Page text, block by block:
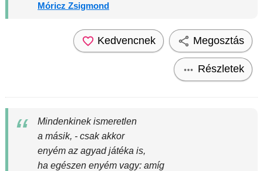
Móricz Zsigmond
Kedvencnek Megosztás
Részletek
Mindenkinek ismeretlen
a másik, - csak akkor
enyém az agyad játéka is,
ha egészen enyém vagy: amíg